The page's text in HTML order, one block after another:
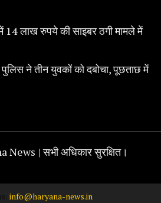
लाख रुपये की साइबर ठगी मामले में
ने तीन युवकों को दबोचा, पूछताछ में
| सभी अधिकार सुरक्षित।
info@haryana-news.in